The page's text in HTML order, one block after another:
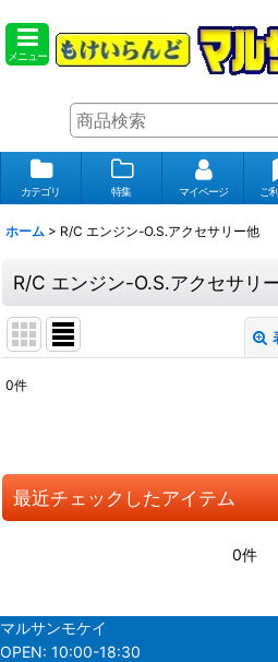
メニュー
カテゴリ 特集 マイページ ご
ホーム > R/C エンジン-O.S.アクセサリー他
R/C エンジン-O.S.アクセサリ
並び順:
絞り込む
0件
最近チェックしたアイテム
0件
マルサンモケイ
OPEN: 10:00-18:30